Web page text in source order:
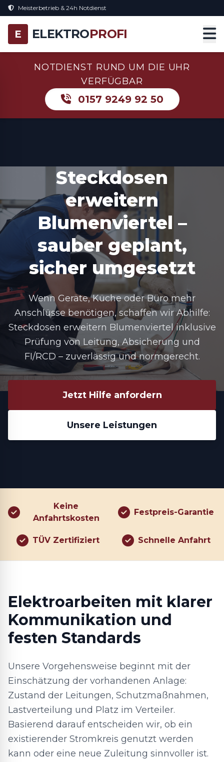
Meisterbetrieb & 24h Notdienst
E ELEKTROPROFI
NOTDIENST RUND UM DIE UHR
VERFÜGBAR
0157 9249 92 50
Steckdosen
erweitern
Blumenviertel –
sauber geplant,
sicher umgesetzt
Wenn Geräte, Küche oder Büro mehr
Anschlüsse benötigen, schaffen wir Abhilfe:
Steckdosen erweitern Blumenviertelinklusive
Prüfung von Leitung, Absicherung und
FI/RCD – zuverlässig und normgerecht.
Jetzt Hilfe anfordern
Unsere Leistungen
Keine
Anfahrtskosten
Festpreis-Garantie
TÜV Zertifiziert Schnelle Anfahrt
Elektroarbeiten mit klarer
Kommunikation und
festen Standards
Unsere Vorgehensweise beginnt mit der
Einschätzung der vorhandenen Anlage:
Zustand der Leitungen, Schutzmaßnahmen,
Lastverteilung und Platz im Verteiler.
Basierend darauf entscheiden wir, ob ein
existierender Stromkreis genutzt werden
kann oder eine neue Zuleitung sinnvoller ist.